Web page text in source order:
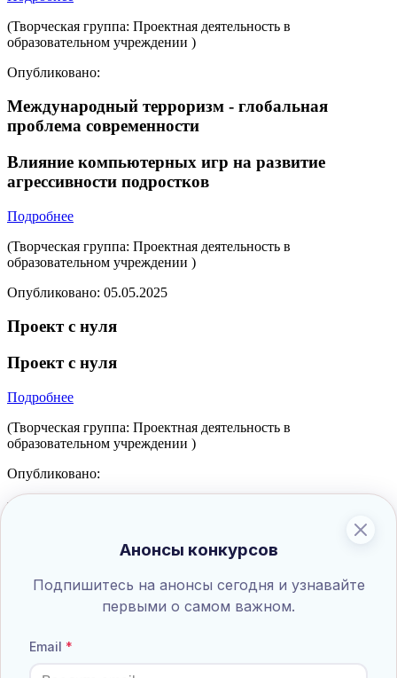
(Творческая группа: Проектная деятельность в
образовательном учреждении )
Опубликовано:
Международный терроризм - глобальная
проблема современности
Влияние компьютерных игр на развитие
агрессивности подростков
Подробнее
(Творческая группа: Проектная деятельность в
образовательном учреждении )
Опубликовано: 05.05.2025
Проект с нуля
Проект с нуля
Подробнее
(Творческая группа: Проектная деятельность в
образовательном учреждении )
Опубликовано:
Короткометражный видеофильм "Детям о
Ко Дню Победы от правнуков победителей в
Великой Отечественной войне!
(Творческая группа: Проектная деятельность в
Анонсы конкурсов
Подпишитесь на анонсы сегодня и узнавайте
первыми о самом важном.
Email